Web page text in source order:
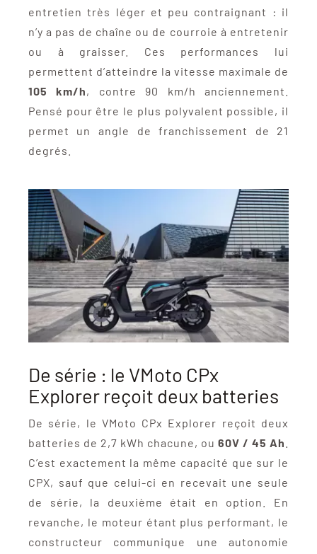
entretien très léger et peu contraignant : il
n’y a pas de chaîne ou de courroie à entretenir
ou à graisser. Ces performances lui
permettent d’atteindre la vitesse maximale de
105 km/h, contre 90 km/h anciennement.
Pensé pour être le plus polyvalent possible, il
permet un angle de franchissement de 21
degrés.
De série : le VMoto CPx
Explorer reçoit deux batteries
De série, le VMoto CPx Explorer reçoit deux
batteries de 2,7 kWh chacune, ou60V / 45 Ah
C’est exactement la même capacité que sur le
CPX, sauf que celui-ci en recevait une seule
de série, la deuxième était en option. En
revanche, le moteur étant plus performant, le
constructeur communique une autonomie